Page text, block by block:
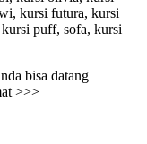
kursi futura, kursi
puff, sofa, kursi
bisa datang
>>>